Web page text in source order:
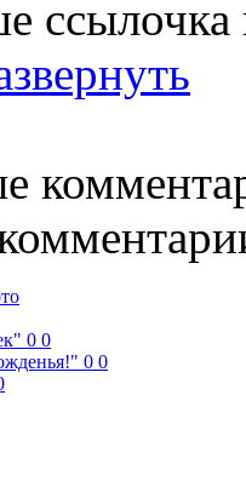
0 0
0 0